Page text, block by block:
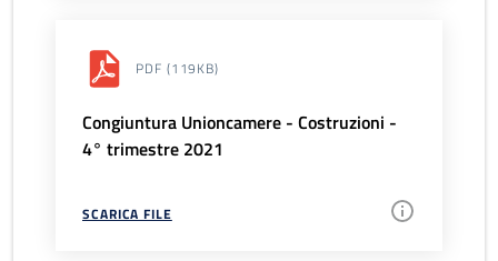
PDF (119KB)
Congiuntura Unioncamere - Costruzioni -
4° trimestre 2021
SCARICA FILE